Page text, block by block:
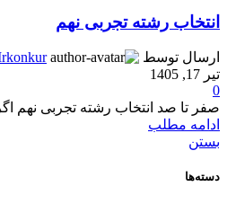
انتخاب رشته تجربی نهم
ارسال توسط
تیر 17, 1405
0
صفر تا صد انتخاب رشته تجربی نهم
ادامه مطلب
بستن
دسته‌ها